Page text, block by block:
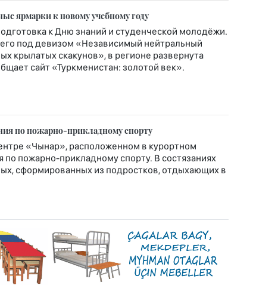
ярмарки к новому учебному году
к Дню знаний и студенческой молодёжи.
под девизом «Независимый нейтральный
крылатых скакунов», в регионе развернута
сайт «Туркменистан: золотой век».
по пожарно-прикладному спорту
«Чынар», расположенном в курортном
пожарно-прикладному спорту. В состязаниях
сформированных из подростков, отдыхающих в